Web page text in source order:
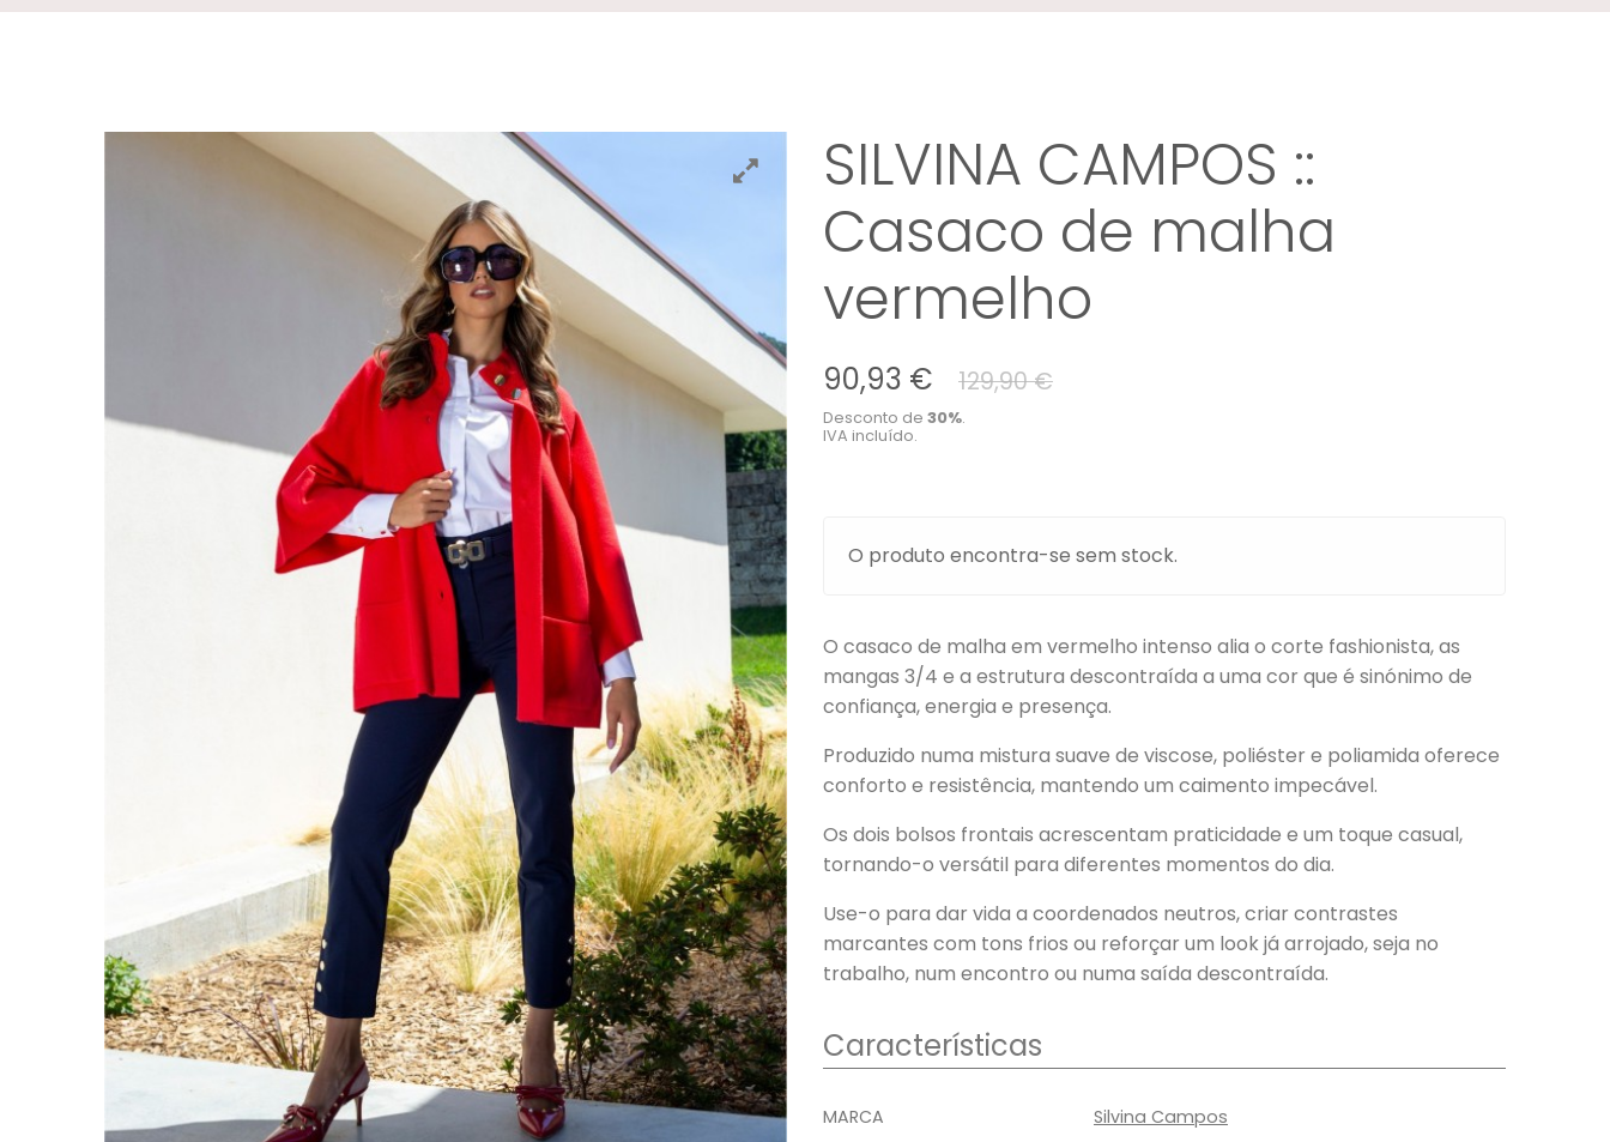
SILVINA CAMPOS ::
Casaco de malha
vermelho
90,93 € 129,90 €
Desconto de 30%.
IVA incluído.
O produto encontra-se sem stock.
O casaco de malha em vermelho intenso alia o corte fashionista, as
mangas 3/4 e a estrutura descontraída a uma cor que é sinónimo de
confiança, energia e presença.
Produzido numa mistura suave de viscose, poliéster e poliamida oferece
conforto e resistência, mantendo um caimento impecável.
Os dois bolsos frontais acrescentam praticidade e um toque casual,
tornando-o versátil para diferentes momentos do dia.
Use-o para dar vida a coordenados neutros, criar contrastes
marcantes com tons frios ou reforçar um look já arrojado, seja no
trabalho, num encontro ou numa saída descontraída.
Características
Características
MARCA Silvina Campos